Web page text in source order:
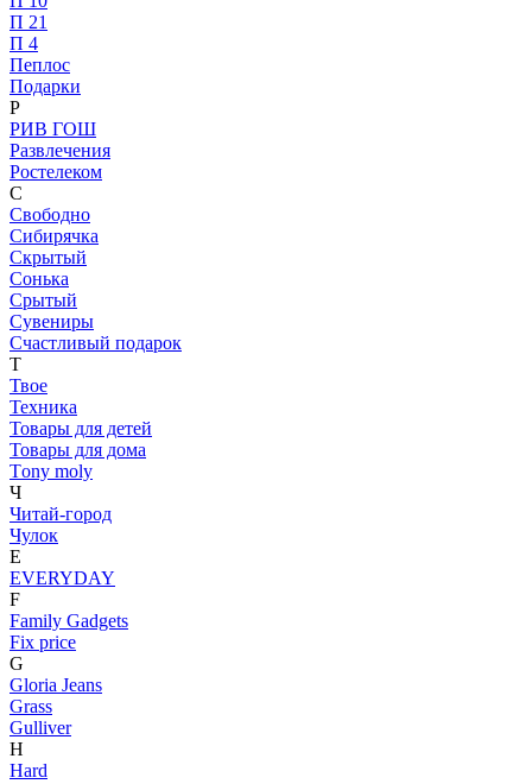
П 21
П 4
Пеплос
Подарки
Р
РИВ ГОШ
Развлечения
Ростелеком
С
Свободно
Сибирячка
Скрытый
Сонька
Срытый
Сувениры
Счастливый подарок
Т
Твое
Техника
Товары для детей
Товары для дома
Тony moly
Ч
Читай-город
Чулок
E
EVERYDAY
F
Family Gadgets
Fix price
G
Gloria Jeans
Grass
Gulliver
H
Hard